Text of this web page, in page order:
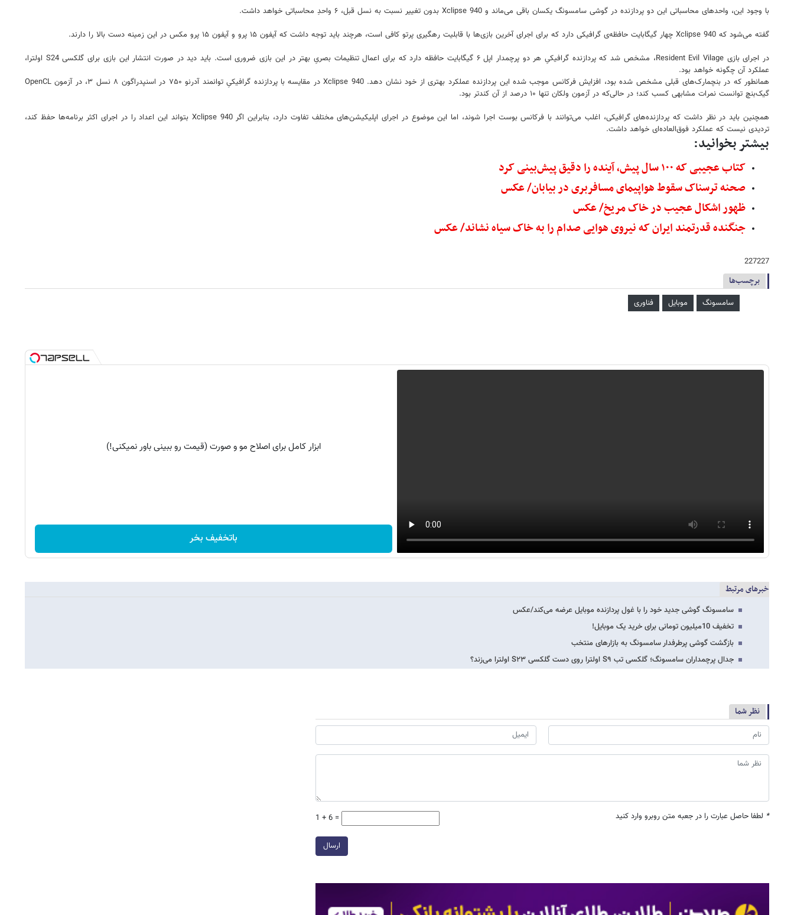
با وجود این، واحدهای محاسباتی این دو پردازنده در گوشی سامسونگ یکسان باقی می‌ماند و Xclipse 940 بدون تغییر نسبت به نسل قبل، ۶ واحدِ محاسباتی خواهد داشت.
گفته می‌شود که Xclipse 940 چهار گیگابایت حافظه‌ی گرافیکی دارد که برای اجرای آخرین بازی‌ها با قابلیت رهگیری پرتو کافی است، هرچند باید توجه داشت که آیفون ۱۵ پرو و آیفون ۱۵ پرو مکس در این زمینه دست بالا را دارند.
در اجرای بازی Resident Evil Vilage، مشخص شد که پردازنده گرافیکیِ هر دو پرچمدار اپل ۶ گیگابایت حافظه دارد که برای اعمال تنظیمات بصریِ بهتر در این بازی ضروری است. باید دید در صورت انتشار این بازی برای گلکسی S24 اولترا،
عملکرد آن چگونه خواهد بود.
همانطور که در بنچمارک‌های قبلی مشخص شده بود، افزایش فرکانس موجب شده این پردازنده عملکرد بهتری از خود نشان دهد. Xclipse 940 در مقایسه با پردازنده گرافیکیِ توانمند آدرنو ۷۵۰ در اسنپدراگون ۸ نسل ۳، در آزمون OpenCL
گیک‌بنچ توانست نمرات مشابهی کسب کند؛ در حالی‌که در آزمون ولکان تنها ۱۰ درصد از آن کندتر بود.
همچنین باید در نظر داشت که پردازنده‌های گرافیکی، اغلب می‌توانند با فرکانس بوست اجرا شوند، اما این موضوع در اجرای اپلیکیشن‌های مختلف تفاوت دارد، بنابراین اگر Xclipse 940 بتواند این اعداد را در اجرای اکثر برنامه‌ها حفظ کند،
تردیدی نیست که عملکرد فوق‌العاده‌ای خواهد داشت.
بیشتر بخوانید:
کتاب عجیبی که ۱۰۰ سال پیش، آینده را دقیق پیش‌بینی کرد
صحنه ترسناک سقوط هواپیمای مسافربری در بیابان/ عکس
ظهور اشکال عجیب در خاک مریخ/ عکس
جنگنده قدرتمند ایران که نیروی هوایی صدام را به خاک سیاه نشاند/ عکس
227227
برچسب‌ها
سامسونگ موبایل فناوری
ابزار کامل برای اصلاح مو و صورت (قیمت رو ببینی باور نمیکنی!)
باتخفیف بخر
خبرهای مرتبط
سامسونگ گوشی جدید خود را با غول پردازنده موبایل عرضه می‌کند/عکس
تخفیف 10میلیون تومانی برای خرید یک موبایل!
بازگشت گوشی پرطرفدار سامسونگ به بازارهای منتخب
جدال پرچمداران سامسونگ؛ گلکسی تب S۹ اولترا روی دست گلکسی S۲۳ اولترا می‌زند؟
نظر شما
* لطفا حاصل عبارت را در جعبه متن روبرو وارد کنید 1 + 6 =
ارسال